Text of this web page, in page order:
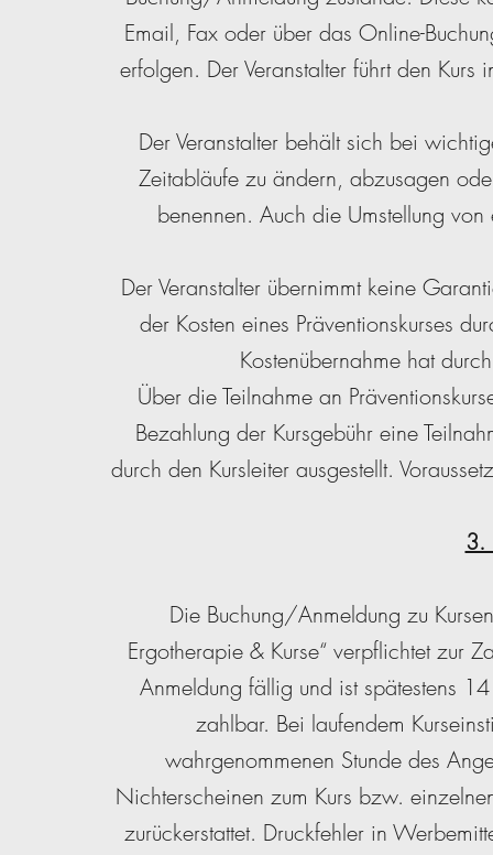
Email, Fax oder über das Online-
erfolgen. Der Veranstalter führt den
Der Veranstalter behält sich bei
Zeitabläufe zu ändern, abzusagen
benennen. Auch die Umstellung
Der Veranstalter übernimmt keine
der Kosten eines Präventionskurses
Kostenübernahme hat
Über die Teilnahme an
Bezahlung der Kursgebühr eine
durch den Kursleiter ausgestellt.
3.
Die Buchung/Anmeldung zu
Ergotherapie & Kurse“ verpflichtet zur
Anmeldung fällig und ist spätestens
zahlbar. Bei laufendem
wahrgenommenen Stunde des
Nichterscheinen zum Kurs bzw.
zurückerstattet. Druckfehler in